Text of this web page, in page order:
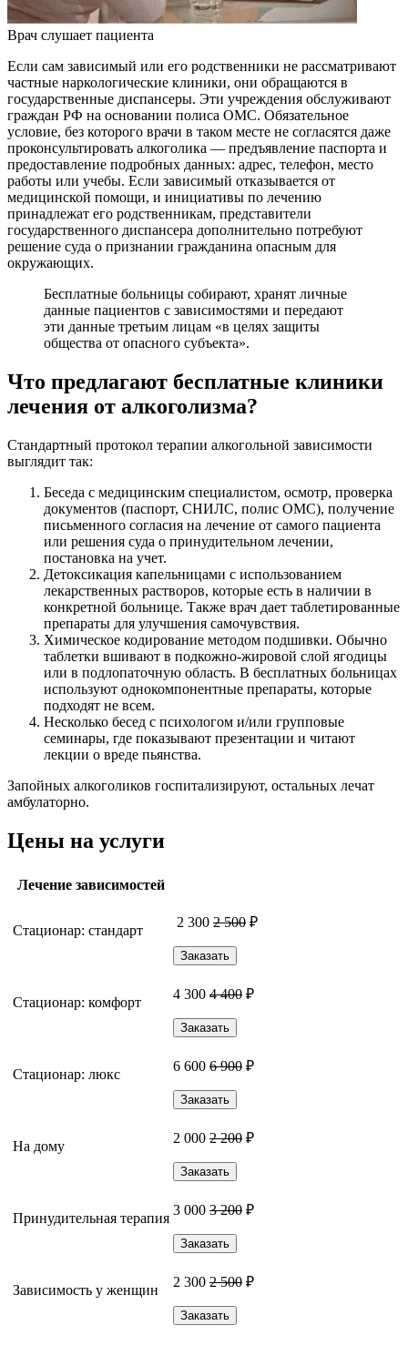
Врач слушает пациента
Если сам зависимый или его родственники не рассматривают
частные наркологические клиники, они обращаются в
государственные диспансеры. Эти учреждения обслуживают
граждан РФ на основании полиса ОМС. Обязательное
условие, без которого врачи в таком месте не согласятся даже
проконсультировать алкоголика — предъявление паспорта и
предоставление подробных данных: адрес, телефон, место
работы или учебы. Если зависимый отказывается от
медицинской помощи, и инициативы по лечению
принадлежат его родственникам, представители
государственного диспансера дополнительно потребуют
решение суда о признании гражданина опасным для
окружающих.
Бесплатные больницы собирают, хранят личные
данные пациентов с зависимостями и передают
эти данные третьим лицам «в целях защиты
общества от опасного субъекта».
Что предлагают бесплатные клиники
лечения от алкоголизма?
Стандартный протокол терапии алкогольной зависимости
выглядит так:
Беседа с медицинским специалистом, осмотр, проверка
документов (паспорт, СНИЛС, полис ОМС), получение
письменного согласия на лечение от самого пациента
или решения суда о принудительном лечении,
постановка на учет.
Детоксикация капельницами с использованием
лекарственных растворов, которые есть в наличии в
конкретной больнице. Также врач дает таблетированные
препараты для улучшения самочувствия.
Химическое кодирование методом подшивки. Обычно
таблетки вшивают в подкожно-жировой слой ягодицы
или в подлопаточную область. В бесплатных больницах
используют однокомпонентные препараты, которые
подходят не всем.
Несколько бесед с психологом и/или групповые
семинары, где показывают презентации и читают
лекции о вреде пьянства.
Запойных алкоголиков госпитализируют, остальных лечат
амбулаторно.
Цены на услуги
Лечение зависимостей
Стационар: стандарт
2 300 2 500 ₽
Заказать
Стационар: комфорт
4 300 4 400 ₽
Заказать
Стационар: люкс
6 600 6 900 ₽
Заказать
На дому
2 000 2 200 ₽
Заказать
Принудительная терапия
3 000 3 200 ₽
Заказать
Зависимость у женщин
2 300 2 500 ₽
Заказать